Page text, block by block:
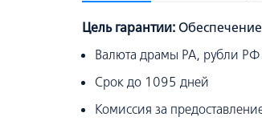
Цель гарантии:
Валюта драмы РА, рубли РФ
Срок до 1095 дней
Комиссия за